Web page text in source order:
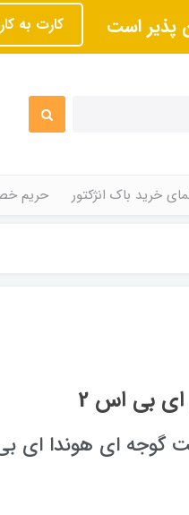
پذیر است کارت به
خرید باک انژکتور حریم
بی اس 2
گوجه ای هوندا ای